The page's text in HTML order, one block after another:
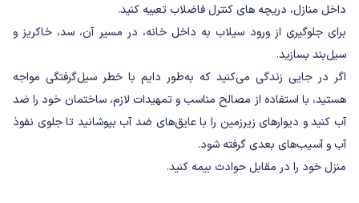
داخل منازل، دریچه های کنترل فاضلاب تعبیه کنید.
برای جلوگیری از ورود سیلاب به داخل خانه، در مسیر آن، سد، خاکریز و
سیل‌بند بسازید.
اگر در جایی زندگی می‌کنید که به‌طور دایم با خطر سیل‌گرفتگی مواجه
هستید، با استفاده از مصالح مناسب و تمهیدات لازم، ساختمان خود را ضد
آب کنید و دیوارهای زیر‌زمین را با عایق‌های ضد آب بپوشانید تا جلوی نفوذ
آب و آسیب‌های بعدی گرفته شود.
منزل خود را در مقابل حوادث بیمه کنید.